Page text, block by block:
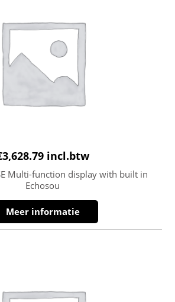
3,628.79 incl.btw
Multi-function display with built in
Echosou
Meer informatie